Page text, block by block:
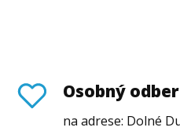
Osobný odber
na adrese: Dolné